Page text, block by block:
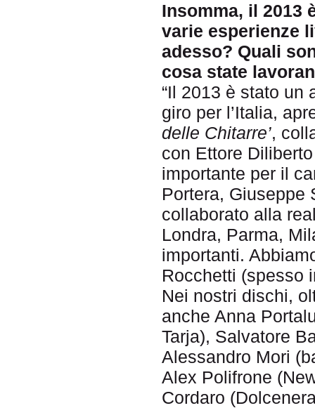
Insomma, il 2013
varie esperienze
adesso? Quali
cosa state
“Il 2013 è stato un
giro per l’Italia,
delle Chitarre’,
con Ettore
importante per il
Portera, Giuseppe
collaborato alla
Londra, Parma,
importanti.
Rocchetti (spesso
Nei nostri dischi,
anche Anna
Tarja), Salvatore
Alessandro Mori
Alex Polifrone
Cordaro